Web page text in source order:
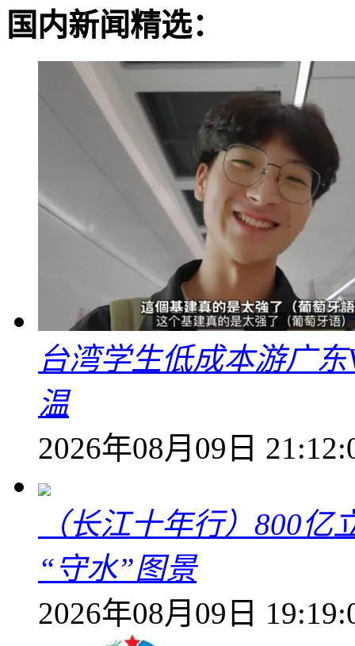
国内新闻精选：
台湾学生低成本游广
温
2026年08月09日
（长江十年行）800
“守水”图景
2026年08月09日